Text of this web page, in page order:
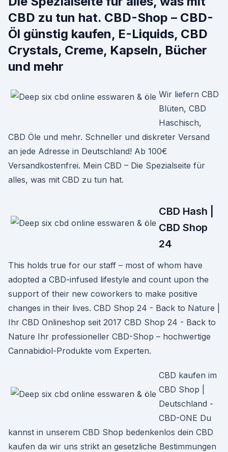
CBD zu tun hat. CBD-Shop – CBD-
Öl günstig kaufen, E-Liquids, CBD
Crystals, Creme, Kapseln, Bücher
und mehr
Wir liefern CBD
Blüten, CBD
Haschisch,
CBD Öle und mehr. Schneller und diskreter Versand
an jede Adresse in Deutschland! Ab 100€
Versandkostenfrei. Mein CBD – Die Spezialseite für
alles, was mit CBD zu tun hat.
CBD Hash |
CBD Shop
24
This holds true for our staff – most of whom have
adopted a CBD-infused lifestyle and count upon the
support of their new coworkers to make positive
changes in their lives. CBD Shop 24 - Back to Nature |
Ihr CBD Onlineshop seit 2017 CBD Shop 24 - Back to
Nature Ihr professioneller CBD-Shop – hochwertige
Cannabidiol-Produkte vom Experten.
CBD kaufen im
CBD Shop |
Deutschland -
CBD-ONE Du
kannst in unserem CBD Shop bedenkenlos dein CBD
kaufen da wir uns strikt an gesetzliche Bestimmungen